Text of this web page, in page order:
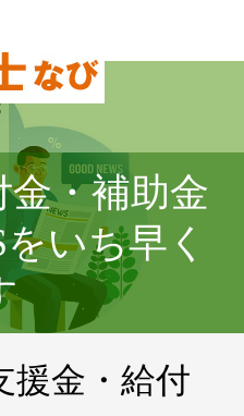
・補助金
いち早く
援金・給付